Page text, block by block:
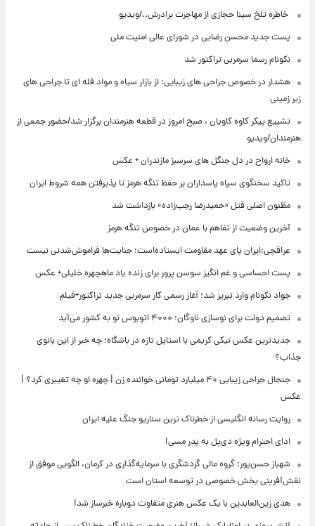
⁨ خاطره تلخ سینا حجازی از مهاجرت برادرش../ویدیو
پست جدید محسن رضایی در شورای عالی امنیت ملی
نکونام رسما سرمربی تراکتور شد
هشدار در خصوص جراحی های زیبایی: از بازار سیاه و مواد فله ای تا جراحی های
زیر زمینی
تشییع پیکر کاوه کاویان ، صبح امروز در قطعه هنرمندان برگزار شد/حضور جمعی از
هنرمندان/ویدیو
خانه ارواح در دل جنگل های سرسبز مازندران + عکس
تاکید سخنگوی سپاه پاسداران بر حفظ تنگه هرمز تا پذیرفتن همه شروط ایران
مظنون اصلی قتل «حمیدرضا رجب‌زاده» بازداشت شد
آخرین وضعیت از تفاهم با عمان در خصوص تنگه هرمز
عراقچی:ایران پای عهد مقاومت ایستاده‌است؛ جنایت‌ها فراموش‌شدنی نیست
پست احساسی و غم انگیز سوسن پرور برای زنده یاد ماهچهره خلیلی+ عکس
جواد نکونام وارد تبریز شد؛ آغاز رسمی کار سرمربی جدید تراکتور+فیلم
تصمیم دولت برای نوسازی ناوگان؛ ۴۰۰۰ اتوبوس نو به کشور می‌آید
جدیدترین عکس نیکی کریمی با استایل تازه در باشگاه؛ چه خبر از این بانوی
جذاب؟
جنجال جراحی زیبایی ۴۰ میلیارد تومانی خواننده زن | چهره او چه تغییری کرد؟ |
عکس
روایت رسانه انگلیسی از خطرناک ترین سناریو جنگ علیه ایران
ادای احترام ویژه دی‌پل به پدر مسی!
شهباز حسن‌پور: گروه مالی گردشگری با سرمایه‌گذاری در کرمان، الگویی موفق از
نقش‌آفرینی بخش خصوصی در توسعه استان است
هدی زین‌العابدین با یک عکس هنری متفاوت دوباره خبرساز شد!